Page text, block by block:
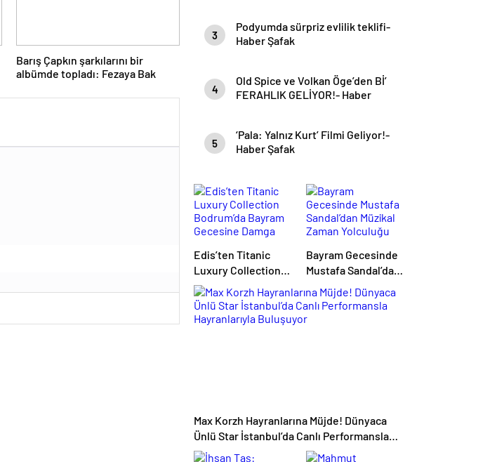
Barış Çapkın şarkılarını bir
albümde topladı: Fezaya Bak
3
Podyumda sürpriz evlilik teklifi-
Haber Şafak
4
Old Spice ve Volkan Öge’den Bİ’
FERAHLIK GELİYOR!- Haber
5
‘Pala: Yalnız Kurt’ Filmi Geliyor!-
Haber Şafak
Edis’ten Titanic
Luxury Collection
Bodrum’da Bayram
Gecesine Damga
Vuran Performans
Bayram Gecesinde
Mustafa Sandal’dan
Müzikal Zaman
Yolculuğu
Max Korzh Hayranlarına Müjde! Dünyaca
Ünlü Star İstanbul’da Canlı Performansla
Hayranlarıyla Buluşuyor